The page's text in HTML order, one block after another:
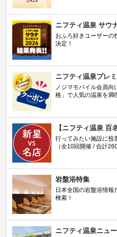
ニフティ温泉 サウ
おふろ好きユーザーの
決定！
ニフティ温泉プレ
ノジマモバイル会員
格」で人気の温泉を満
【ニフティ温泉 百
行ってみたい施設に投
（全10回開催 / 合計
岩盤浴特集
日本全国の岩盤浴情報
検索！
ニフティ温泉ニュ